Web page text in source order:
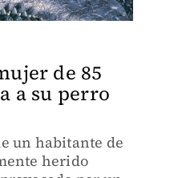
de 85
a su perro
un habitante de
herido